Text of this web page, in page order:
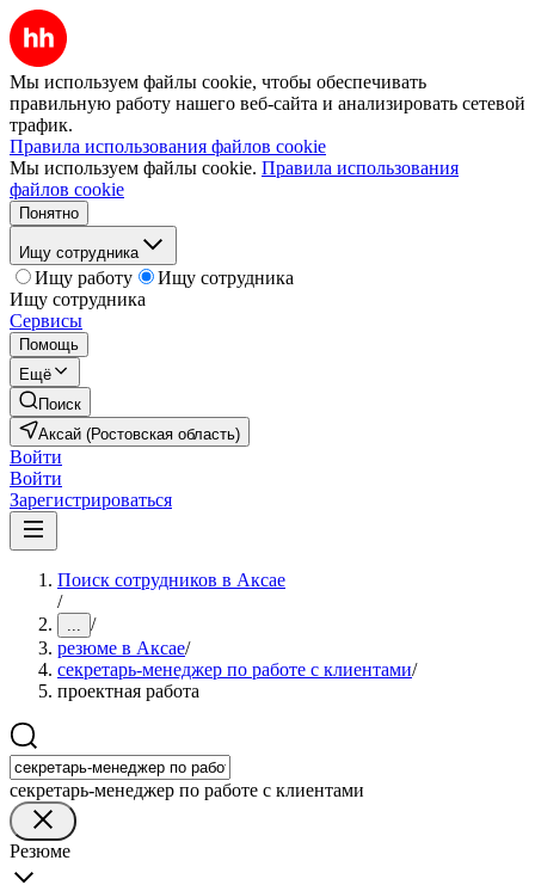
Мы используем файлы cookie, чтобы обеспечивать
правильную работу нашего веб-сайта и анализировать сетевой
трафик.
Правила использования файлов cookie
Мы используем файлы cookie. Правила использования
файлов cookie
Понятно
Ищу сотрудника
Ищу работу
Ищу сотрудника
Ищу сотрудника
Сервисы
Помощь
Ещё
Поиск
Аксай (Ростовская область)
Войти
Войти
Зарегистрироваться
Поиск сотрудников в Аксае
/
... /
резюме в Аксае/
секретарь-менеджер по работе с клиентами/
проектная работа
секретарь-менеджер по работе с клиентами
Резюме